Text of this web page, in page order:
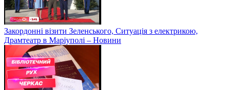
Закордонні візити Зеленського, Ситуація з електрикою,
Драмтеатр в Маріуполі – Новини